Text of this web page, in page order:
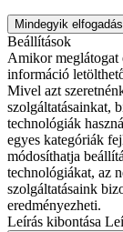
Mindegyik
Beállítások
Amikor meglátogat
információ
Mivel azt
szolgáltatásainkat,
technológiák
egyes kategóriák
módosíthatja
technológiákat, az
szolgáltatásaink
eredményezheti.
Leírás kibontása